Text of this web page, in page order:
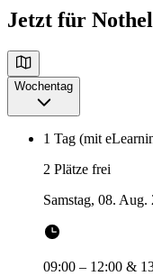
Jetzt für
Wochentag
1 Tag (mit
2 Plätze frei
Samstag, 08. Aug.
09:00 – 12:00 &